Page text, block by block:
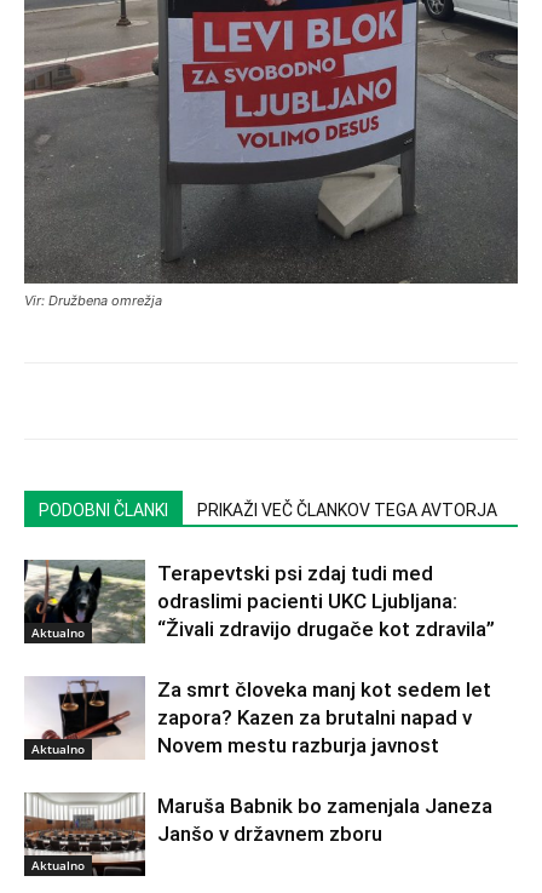
Vir: Družbena omrežja
PODOBNI ČLANKI PRIKAŽI VEČ ČLANKOV TEGA AVTORJA
Aktualno
Terapevtski psi zdaj tudi med
odraslimi pacienti UKC Ljubljana:
“Živali zdravijo drugače kot zdravila”
Aktualno
Za smrt človeka manj kot sedem let
zapora? Kazen za brutalni napad v
Novem mestu razburja javnost
Aktualno
Maruša Babnik bo zamenjala Janeza
Janšo v državnem zboru